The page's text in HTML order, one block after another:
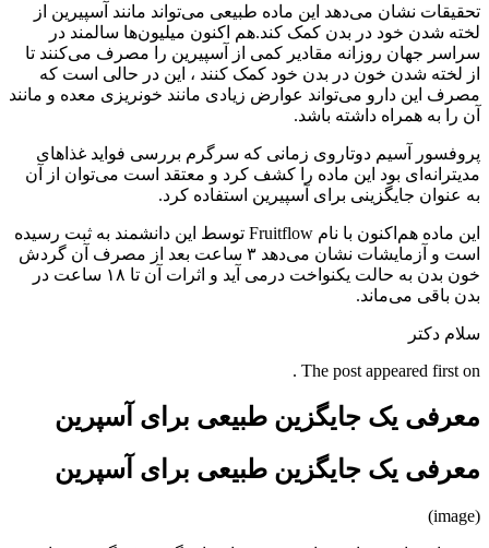
تحقیقات نشان می‌دهد این ماده طبیعی می‌تواند مانند آسپیرین از
لخته شدن خود در بدن کمک کند.هم اکنون میلیون‌ها سالمند در
سراسر جهان روزانه مقادیر کمی از آسپیرین را مصرف می‌کنند تا
از لخته شدن خون در بدن خود کمک کنند ، این در حالی است که
مصرف این دارو می‌تواند عوارض زیادی مانند خونریزی معده و مانند
آن را به همراه داشته باشد.
پروفسور آسیم دوتاروی زمانی که سرگرم بررسی فواید غذاهای
مدیترانه‌ای بود این ماده را کشف کرد و معتقد است می‌توان از آن
به عنوان جایگزینی برای آسپیرین استفاده کرد.
این ماده هم‌اکنون با نام Fruitflow توسط این دانشمند به ثبت رسیده
است و آزمایشات نشان می‌دهد ۳ ساعت بعد از مصرف آن گردش
خون بدن به حالت یکنواخت درمی آید و اثرات آن تا ۱۸ ساعت در
بدن باقی می‌ماند.
سلام دکتر
The post appeared first on .
معرفی یک جایگزین طبیعی برای آسپرین
معرفی یک جایگزین طبیعی برای آسپرین
(image)